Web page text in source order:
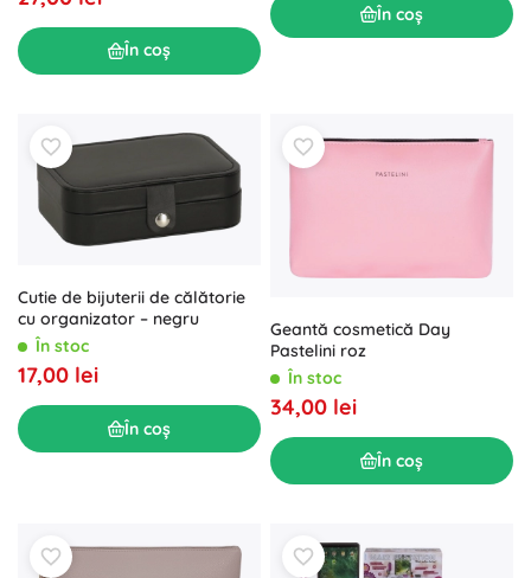
În coș
În coș
Cutie de bijuterii de călătorie
cu organizator – negru
În stoc
17,00 lei
În coș
Geantă cosmetică Day
Pastelini roz
În stoc
34,00 lei
În coș